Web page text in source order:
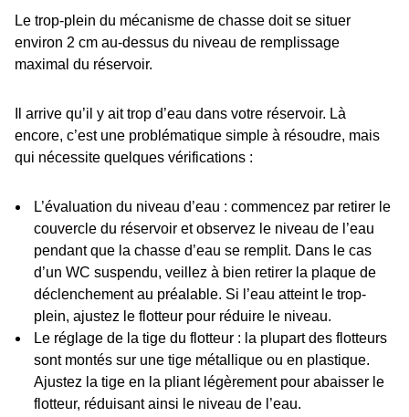
Le trop-plein du mécanisme de chasse doit se situer
environ 2 cm au-dessus du niveau de remplissage
maximal du réservoir.
Il arrive qu’il y ait trop d’eau dans votre réservoir. Là
encore, c’est une problématique simple à résoudre, mais
qui nécessite quelques vérifications :
L’évaluation du niveau d’eau : commencez par retirer le
couvercle du réservoir et observez le niveau de l’eau
pendant que la chasse d’eau se remplit. Dans le cas
d’un WC suspendu, veillez à bien retirer la plaque de
déclenchement au préalable. Si l’eau atteint le trop-
plein, ajustez le flotteur pour réduire le niveau.
Le réglage de la tige du flotteur : la plupart des flotteurs
sont montés sur une tige métallique ou en plastique. ​​
Ajustez la tige en la pliant légèrement pour abaisser le
flotteur, réduisant ainsi le niveau de l’eau.